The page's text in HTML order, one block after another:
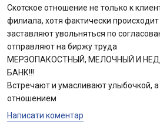
Скотское отношение не только к
филиала, хотя фактически
заставляют увольняться по
отправляют на биржу труда
МЕРЗОПАКОСТНЫЙ, МЕЛОЧНЫЙ И
БАНК!!!
Встречают и умасливают улыбочкой,
отношением
Написати коментар